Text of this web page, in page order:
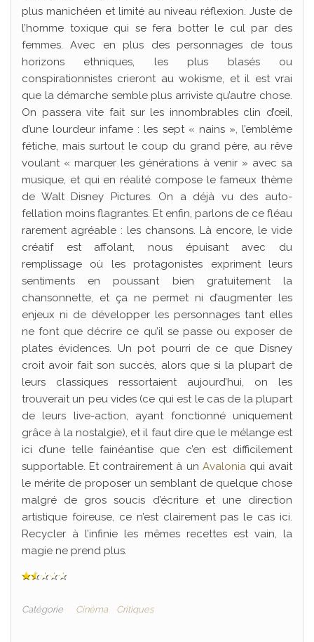
plus manichéen et limité au niveau réflexion. Juste de
l’homme toxique qui se fera botter le cul par des
femmes. Avec en plus des personnages de tous
horizons ethniques, les plus blasés ou
conspirationnistes crieront au wokisme, et il est vrai
que la démarche semble plus arriviste qu’autre chose.
On passera vite fait sur les innombrables clin d’œil,
d’une lourdeur infame : les sept « nains », l’emblème
fétiche, mais surtout le coup du grand père, au rêve
voulant « marquer les générations à venir » avec sa
musique, et qui en réalité compose le fameux thème
de Walt Disney Pictures. On a déjà vu des auto-
fellation moins flagrantes. Et enfin, parlons de ce fléau
rarement agréable : les chansons. Là encore, le vide
créatif est affolant, nous épuisant avec du
remplissage où les protagonistes expriment leurs
sentiments en poussant bien gratuitement la
chansonnette, et ça ne permet ni d’augmenter les
enjeux ni de développer les personnages tant elles
ne font que décrire ce qu’il se passe ou exposer de
plates évidences. Un pot pourri de ce que Disney
croit avoir fait son succès, alors que si la plupart de
leurs classiques ressortaient aujourd’hui, on les
trouverait un peu vides (ce qui est le cas de la plupart
de leurs live-action, ayant fonctionné uniquement
grâce à la nostalgie), et il faut dire que le mélange est
ici d’une telle fainéantise que c’en est difficilement
supportable. Et contrairement à un Avaloniaqui avait
le mérite de proposer un semblant de quelque chose
malgré de gros soucis d’écriture et une direction
artistique foireuse, ce n’est clairement pas le cas ici.
Recycler à l’infinie les mêmes recettes est vain, la
magie ne prend plus.
Catégorie Cinéma Critiques